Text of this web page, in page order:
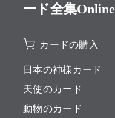
ード全集
カードの購入
日本の神様カード
天使のカード
動物のカード